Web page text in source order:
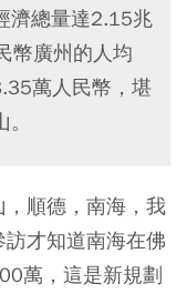
濟總量達2.15兆
幣廣州的人均
萬人民幣，堪
順德，南海，我
才知道南海在佛
萬，這是新規劃